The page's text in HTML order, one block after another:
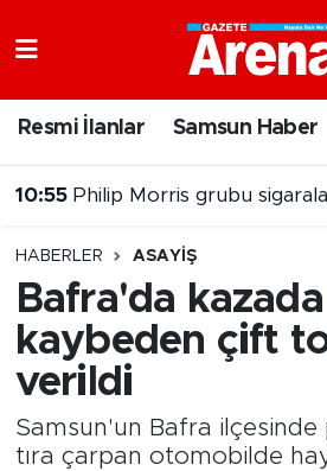
Resmi İlanlar Samsun Haber
10:55 Philip Morris grubu
10:36 Bafra Ovasında hasat
HABERLER ASAYIŞ
Bafra'da kazada
kaybeden çift
verildi
Samsun'un Bafra ilçesinde
tıra çarpan otomobilde
Samsun Namaz Vakitleri
Trafik Durumu
Süper Lig Puan Durumu
Tüm Manşetler
Son Dakika Haberleri